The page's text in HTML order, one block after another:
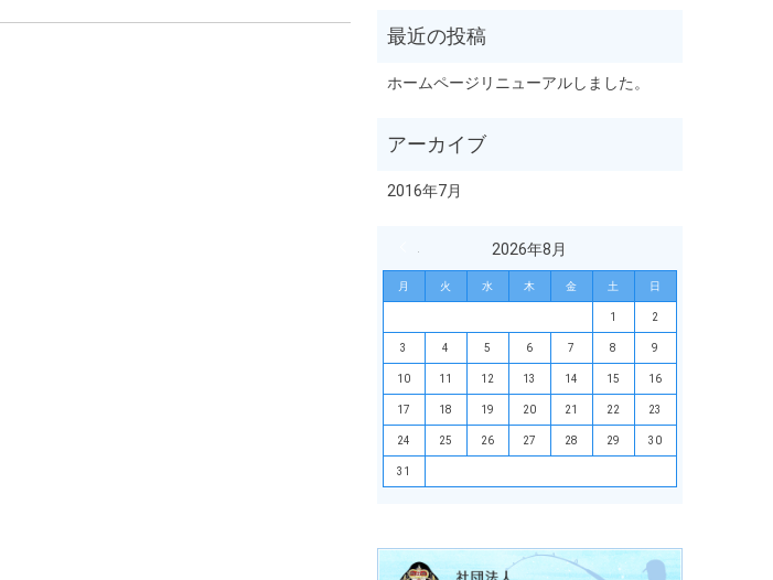
ホームページリニューアルしました。
2016年7月
2026年8月
月 火 水 木 金 土 日
1 2
3 4 5 6 7 8 9
10 11 12 13 14 15 16
17 18 19 20 21 22 23
24 25 26 27 28 29 30
31